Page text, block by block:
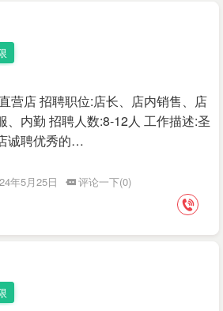
营店 招聘职位:店长、店内销售、店
、内勤 招聘人数:8-12人 工作描述:圣
诚聘优秀的…
年5月25日
评论一下(0)